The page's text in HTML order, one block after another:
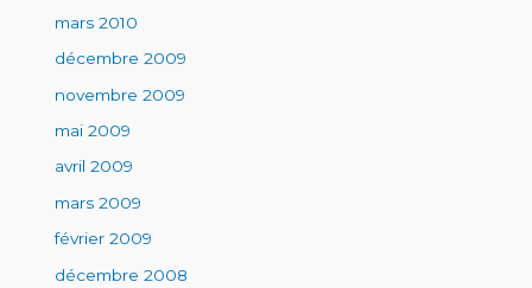
mars 2010
décembre 2009
novembre 2009
mai 2009
avril 2009
mars 2009
février 2009
décembre 2008